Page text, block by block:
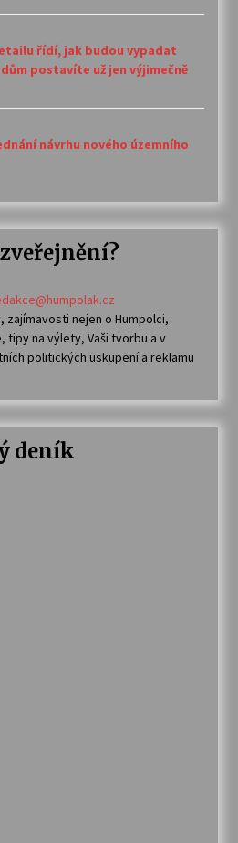
řídí, jak budou vypadat
postavíte už jen výjimečně
návrhu nového územního
zajímavosti nejen o Humpolci,
tipy na výlety, Vaši tvorbu a v
politických uskupení a reklamu
deník